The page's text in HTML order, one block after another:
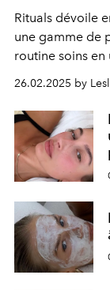
Rituals dévoile
une gamme de
routine soins
26.02.2025 by